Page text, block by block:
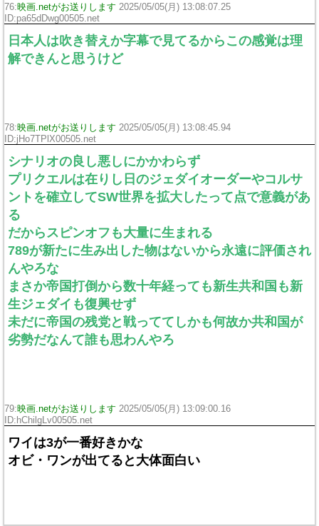
76:映画.netがお送りします 2025/05/05(月) 13:08:07.25
ID:pa65dDwg00505.net
日本人は吹き替えか字幕で見てるからこの感覚は理
解できんと思うけど
78:映画.netがお送りします 2025/05/05(月) 13:08:45.94
ID:jHo7TPlX00505.net
シナリオの良し悪しにかかわらず
プリクエルは在りし日のジェダイオーダーやコルサ
ントを確立してSW世界を拡大したって点で意義があ
る
だからスピンオフも大量に生まれる
789が新たに生み出した物はないから永遠に評価され
んやろな
まさか帝国打倒から数十年経っても新生共和国も新
生ジェダイも復興せず
未だに帝国の残党と戦っててしかも何故か共和国が
劣勢だなんて誰も思わんやろ
79:映画.netがお送りします 2025/05/05(月) 13:09:00.16
ID:hChilgLv00505.net
ワイは3が一番好きかな
オビ・ワンが出てると大体面白い